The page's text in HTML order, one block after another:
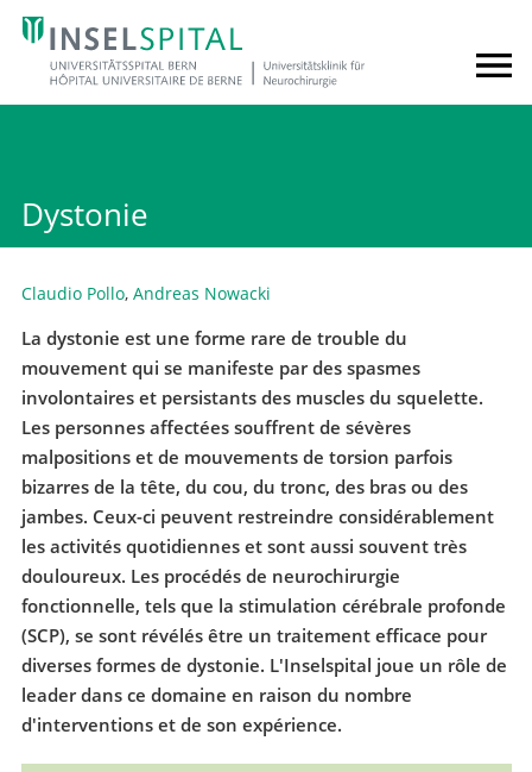
Dystonie
Claudio Pollo, Andreas Nowacki
La dystonie est une forme rare de trouble du
mouvement qui se manifeste par des spasmes
involontaires et persistants des muscles du squelette.
Les personnes affectées souffrent de sévères
malpositions et de mouvements de torsion parfois
bizarres de la tête, du cou, du tronc, des bras ou des
jambes. Ceux-ci peuvent restreindre considérablement
les activités quotidiennes et sont aussi souvent très
douloureux. Les procédés de neurochirurgie
fonctionnelle, tels que la stimulation cérébrale profonde
(SCP), se sont révélés être un traitement efficace pour
diverses formes de dystonie. L'Inselspital joue un rôle de
leader dans ce domaine en raison du nombre
d'interventions et de son expérience.